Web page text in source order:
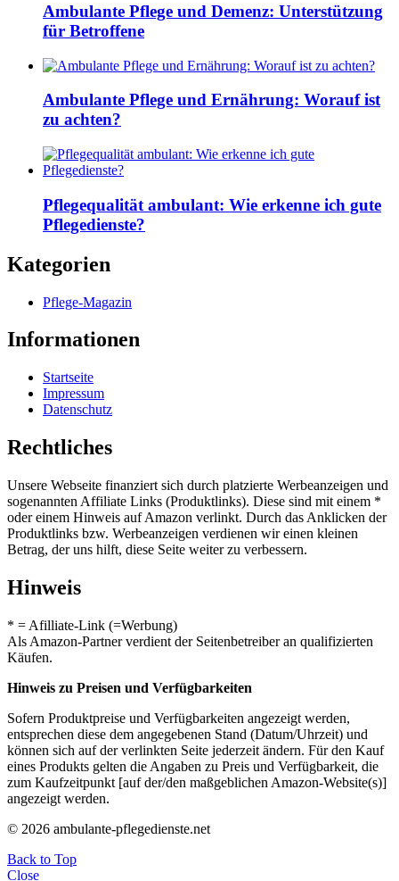
Ambulante Pflege und Demenz: Unterstützung
für Betroffene
Ambulante Pflege und Ernährung: Worauf ist
zu achten?
Pflegequalität ambulant: Wie erkenne ich gute
Pflegedienste?
Kategorien
Pflege-Magazin
Informationen
Startseite
Impressum
Datenschutz
Rechtliches
Unsere Webseite finanziert sich durch platzierte Werbeanzeigen und
sogenannten Affiliate Links (Produktlinks). Diese sind mit einem *
oder einem Hinweis auf Amazon verlinkt. Durch das Anklicken der
Produktlinks bzw. Werbeanzeigen verdienen wir einen kleinen
Betrag, der uns hilft, diese Seite weiter zu verbessern.
Hinweis
* = Afilliate-Link (=Werbung)
Als Amazon-Partner verdient der Seitenbetreiber an qualifizierten
Käufen.
Hinweis zu Preisen und Verfügbarkeiten
Sofern Produktpreise und Verfügbarkeiten angezeigt werden,
entsprechen diese dem angegebenen Stand (Datum/Uhrzeit) und
können sich auf der verlinkten Seite jederzeit ändern. Für den Kauf
eines Produkts gelten die Angaben zu Preis und Verfügbarkeit, die
zum Kaufzeitpunkt [auf der/den maßgeblichen Amazon-Website(s)]
angezeigt werden.
© 2026 ambulante-pflegedienste.net
Back to Top
Close